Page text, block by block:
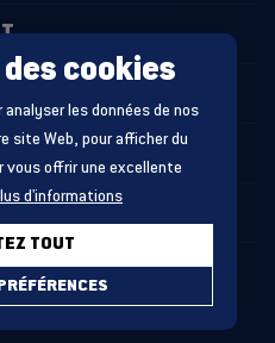
cookies
analyser les données de nos
site Web, pour afficher du
vous offrir une excellente
d'informations
TOUT
de confidentialité